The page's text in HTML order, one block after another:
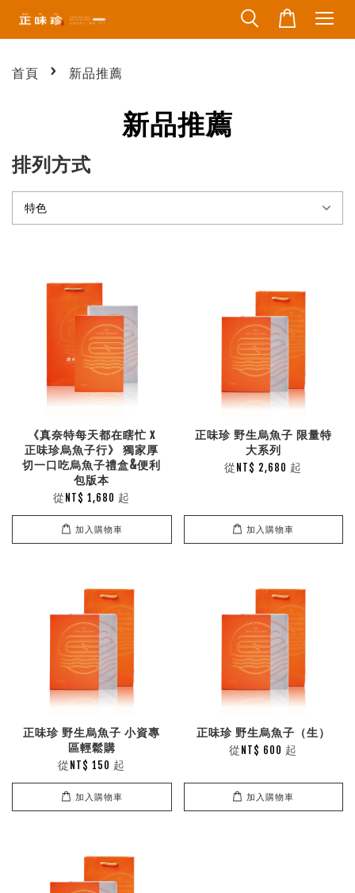
首頁 › 新品推薦
新品推薦
排列方式
《真奈特每天都在瞎忙 x
正味珍烏魚子行》 獨家厚
切一口吃烏魚子禮盒&便利
包版本
從 NT$ 1,680 起
加入購物車
正味珍 野生烏魚子 限量特
大系列
從 NT$ 2,680 起
加入購物車
正味珍 野生烏魚子 小資專
區輕鬆購
從 NT$ 150 起
加入購物車
正味珍 野生烏魚子（生）
從 NT$ 600 起
加入購物車